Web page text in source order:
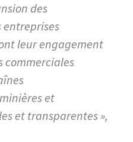
des
entreprises
leur engagement
commerciales
et
et transparentes »,